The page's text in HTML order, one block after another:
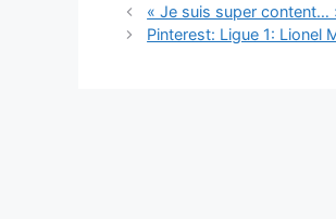
Navigation
des
« Je suis super content…
Pinterest: Ligue 1: Lionel